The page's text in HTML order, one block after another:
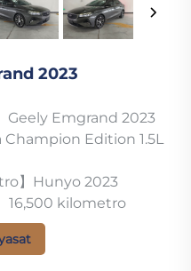
2023
Geely Emgrand 2023
Edition 1.5L
】Hunyo 2023
16,500 kilometro